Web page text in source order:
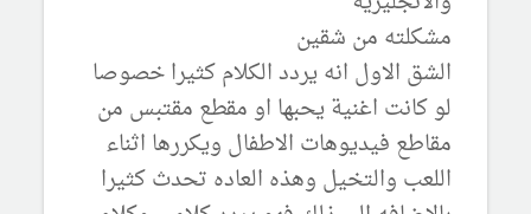
مشكلته من شقين
الشق الاول انه يردد الكلام كثيرا خصوصا
لو كانت اغنية يحبها او مقطع مقتبس من
مقاطع فيديوهات الاطفال ويكررها اثناء
اللعب والتخيل وهذه العاده تحدث كثيرا